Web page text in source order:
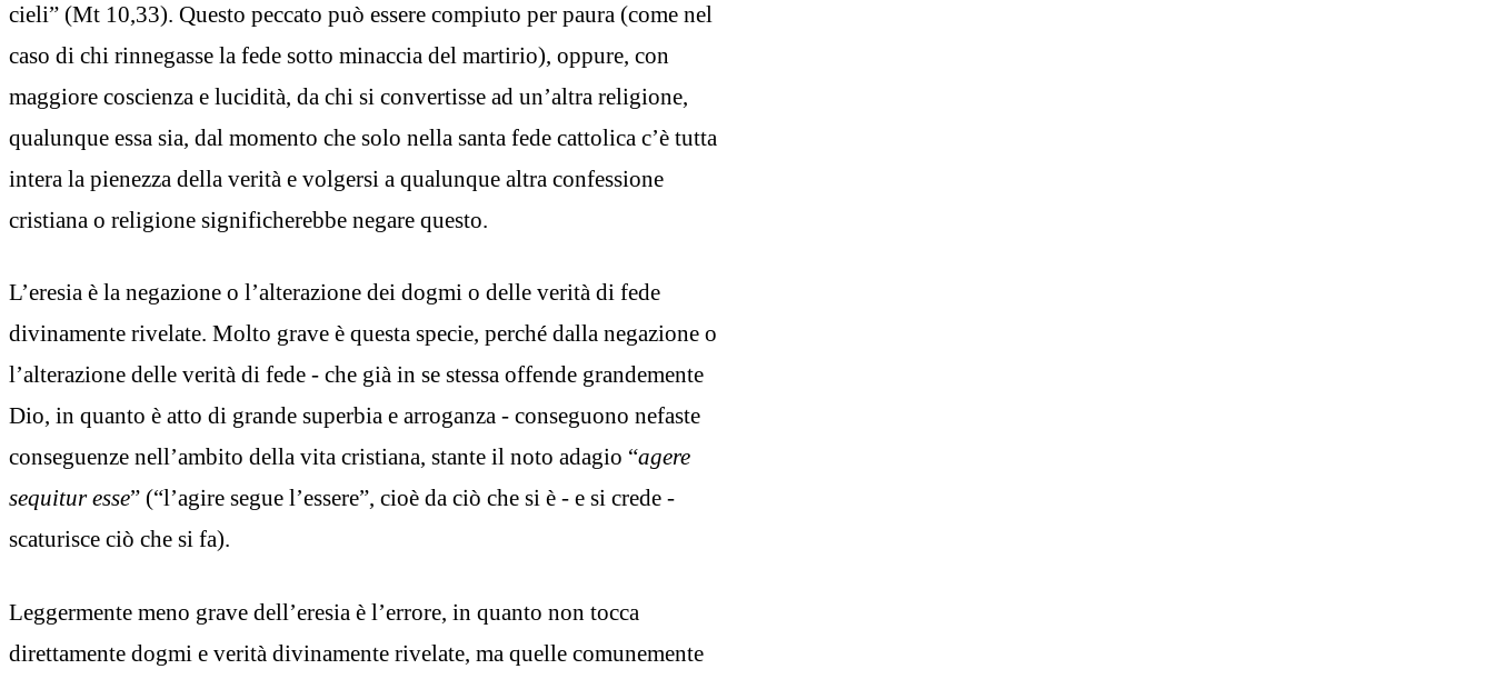
cieli” (Mt 10,33). Questo peccato può essere compiuto per paura (come nel
caso di chi rinnegasse la fede sotto minaccia del martirio), oppure, con
maggiore coscienza e lucidità, da chi si convertisse ad un’altra religione,
qualunque essa sia, dal momento che solo nella santa fede cattolica c’è tutta
intera la pienezza della verità e volgersi a qualunque altra confessione
cristiana o religione significherebbe negare questo.
L’eresia è la negazione o l’alterazione dei dogmi o delle verità di fede
divinamente rivelate. Molto grave è questa specie, perché dalla negazione o
l’alterazione delle verità di fede - che già in se stessa offende grandemente
Dio, in quanto è atto di grande superbia e arroganza - conseguono nefaste
conseguenze nell’ambito della vita cristiana, stante il noto adagio “agere
sequitur esse” (“l’agire segue l’essere”, cioè da ciò che si è - e si crede -
scaturisce ciò che si fa).
Leggermente meno grave dell’eresia è l’errore, in quanto non tocca
direttamente dogmi e verità divinamente rivelate, ma quelle comunemente